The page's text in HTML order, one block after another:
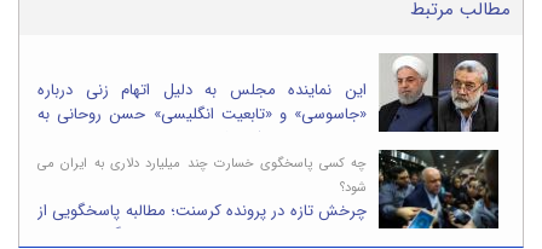
مطالب مرتبط
این نماینده مجلس به دلیل اتهام زنی درباره
«جاسوسی» و «تابعیت انگلیسی» حسن روحانی به
چه کسی پاسخگوی خسارت چند میلیارد دلاری به ایران می
شود؟
چرخش تازه در پرونده کرسنت؛ مطالبه پاسخگویی از
سعید جلیلی پس از رای برائت بیژن زنگنه وزیر نفت